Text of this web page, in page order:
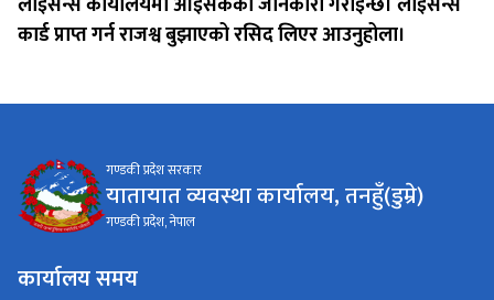
कार्ड प्राप्त गर्न राजश्व बुझाएको रसिद लिएर आउनुहोला।
गण्डकी प्रदेश सरकार
यातायात व्यवस्था कार्यालय, तनहुँ(डुम्रे)
गण्डकी प्रदेश, नेपाल
कार्यालय समय